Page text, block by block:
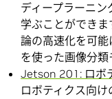
ディープラーニ
学ぶことができま
論の高速化を可能
を使った画像分類
Jetson 201: ロボ
ロボティクス向